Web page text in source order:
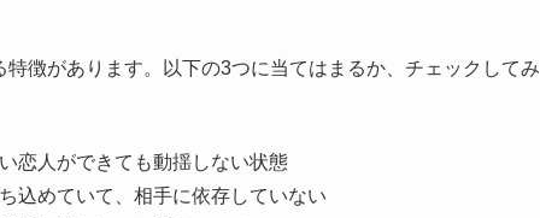
徴があります。以下の3つに当てはまるか、チェックしてみ
恋人ができても動揺しない状態
込めていて、相手に依存していない